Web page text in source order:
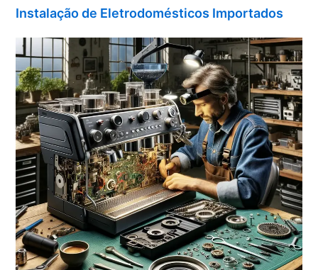
Instalação de Eletrodomésticos Importados